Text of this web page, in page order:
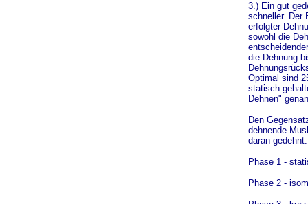
3.) Ein gut
schneller. Der
erfolgter
sowohl die
die Dehnung
Optimal sind
statisch
Dehnen"
Den
dehnende
daran
Phase 1 -
Phase 2 -